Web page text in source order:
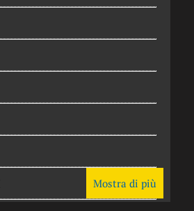
Mostra di più